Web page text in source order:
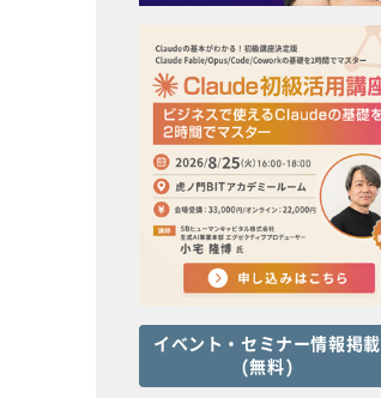
イベント・セミナー情報掲載
(無料)